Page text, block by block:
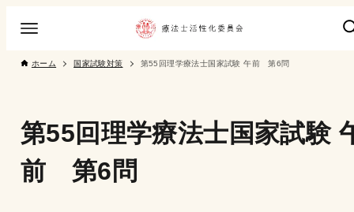
ホーム 国家試験対策 第55回理学療法士国家試験 午前 第6問
第55回理学療法士国家試験
前 第6問